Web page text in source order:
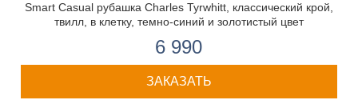
Smart Casual рубашка Charles Tyrwhitt, классический крой,
твилл, в клетку, темно-синий и золотистый цвет
6 990
ЗАКАЗАТЬ